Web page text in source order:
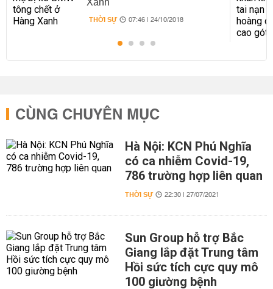
Xanh
THỜI SỰ 07:46 | 24/10/2018
CÙNG CHUYÊN MỤC
Hà Nội: KCN Phú Nghĩa
có ca nhiễm Covid-19,
786 trường hợp liên quan
THỜI SỰ 22:30 | 27/07/2021
Sun Group hỗ trợ Bắc
Giang lắp đặt Trung tâm
Hồi sức tích cực quy mô
100 giường bệnh